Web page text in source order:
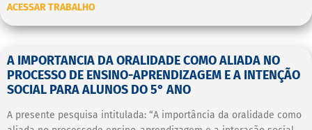
ACESSAR TRABALHO
A IMPORTANCIA DA ORALIDADE COMO ALIADA NO
PROCESSO DE ENSINO-APRENDIZAGEM E A INTENÇÃO
SOCIAL PARA ALUNOS DO 5° ANO
A presente pesquisa intitulada: “A importância da oralidade como